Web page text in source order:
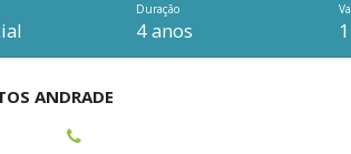
Duração
4 anos
ANDRADE